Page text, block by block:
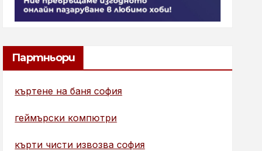
Партньори
къртене на баня софия
геймърски компютри
кърти чисти извозва софия